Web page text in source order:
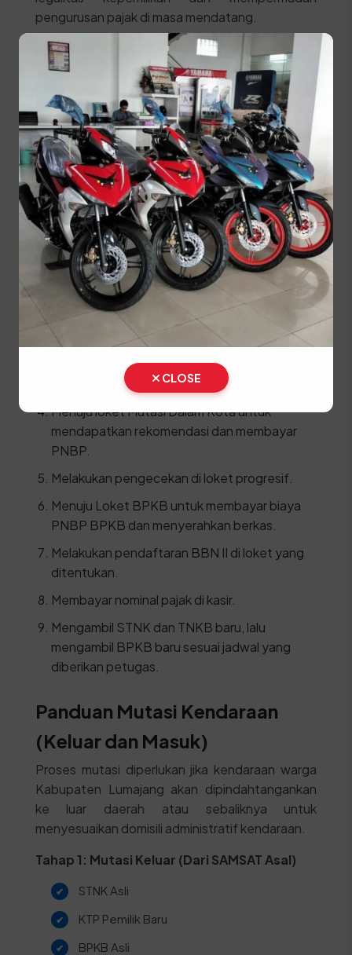
pengurusan pajak di masa mendatang.
KTP Pemilik Baru (Asli)
SKPD Asli
BPKB Asli dan fotokopi
Kwitansi pembelian kendaraan bermaterai
cukup
Berikut adalah urutan proses yang harus dilalui di
SAMSAT:
Membawa kendaraan ke area Cek Fisik untuk
verifikasi nomor rangka dan mesin.
Mengambil arsip kendaraan di bagian arsip
SAMSAT.
Mengisi formulir pendaftaran balik nama
secara lengkap.
Menuju loket Mutasi Dalam Kota untuk
mendapatkan rekomendasi dan membayar
PNBP.
Melakukan pengecekan di loket progresif.
Menuju Loket BPKB untuk membayar biaya
PNBP BPKB dan menyerahkan berkas.
Melakukan pendaftaran BBN II di loket yang
ditentukan.
Membayar nominal pajak di kasir.
Mengambil STNK dan TNKB baru, lalu
mengambil BPKB baru sesuai jadwal yang
diberikan petugas.
Panduan Mutasi Kendaraan
(Keluar dan Masuk)
Proses mutasi diperlukan jika kendaraan warga
Kabupaten Lumajang akan dipindahtangankan
ke luar daerah atau sebaliknya untuk
menyesuaikan domisili administratif kendaraan.
Tahap 1: Mutasi Keluar (Dari SAMSAT Asal)
STNK Asli
KTP Pemilik Baru
BPKB Asli
CLOSE